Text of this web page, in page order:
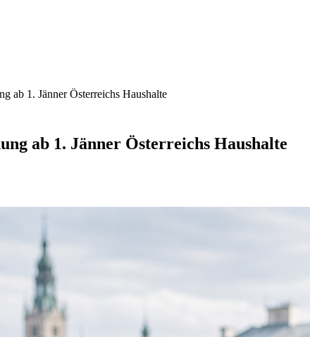
ab 1. Jänner Österreichs Haushalte
ab 1. Jänner Österreichs Haushalte